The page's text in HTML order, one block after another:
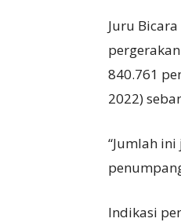
Juru
840.761
2022)
“Jumlah
Indikasi